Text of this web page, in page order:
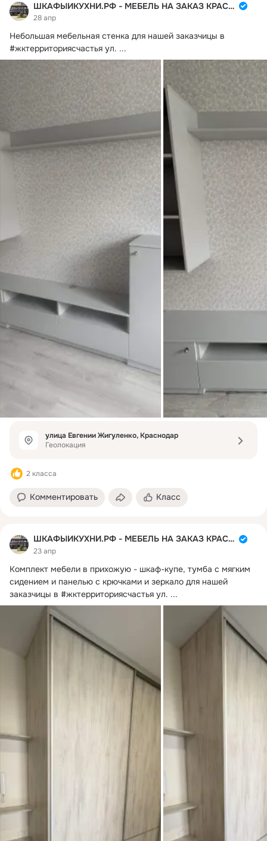
ШКАФЫИКУХНИ.РФ - МЕБЕЛЬ НА ЗАКАЗ КРАСНОДАР
28 апр
Небольшая мебельная стенка для нашей заказчицы в
#жктерриториясчастья ул. ...
улица Евгении Жигуленко, Краснодар
Геолокация
2 класса
Комментировать Класс
ШКАФЫИКУХНИ.РФ - МЕБЕЛЬ НА ЗАКАЗ КРАСНОДАР
23 апр
Комплект мебели в прихожую - шкаф-купе, тумба с мягким
сидением и панелью с крючками и зеркало для нашей
заказчицы в #жктерриториясчастья ул. ...